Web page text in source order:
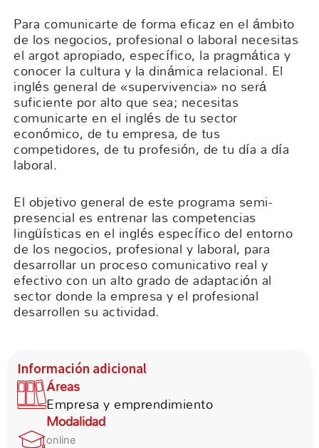
Para comunicarte de forma eficaz en el ámbito
de los negocios, profesional o laboral necesitas
el argot apropiado, específico, la pragmática y
conocer la cultura y la dinámica relacional. El
inglés general de «supervivencia» no será
suficiente por alto que sea; necesitas
comunicarte en el inglés de tu sector
económico, de tu empresa, de tus
competidores, de tu profesión, de tu día a día
laboral.
El objetivo general de este programa semi-
presencial es entrenar las competencias
lingüísticas en el inglés específico del entorno
de los negocios, profesional y laboral, para
desarrollar un proceso comunicativo real y
efectivo con un alto grado de adaptación al
sector donde la empresa y el profesional
desarrollen su actividad.
Información adicional
Áreas
Empresa y emprendimiento
Modalidad
online